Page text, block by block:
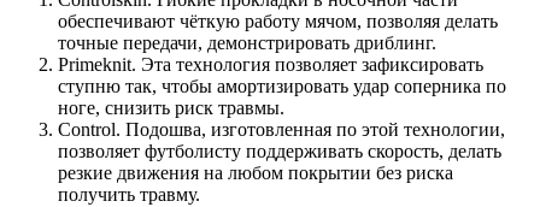
обеспечивают чёткую работу мячом, позволяя делать
точные передачи, демонстрировать дриблинг.
Primeknit. Эта технология позволяет зафиксировать
ступню так, чтобы амортизировать удар соперника по
ноге, снизить риск травмы.
Control. Подошва, изготовленная по этой технологии,
позволяет футболисту поддерживать скорость, делать
резкие движения на любом покрытии без риска
получить травму.